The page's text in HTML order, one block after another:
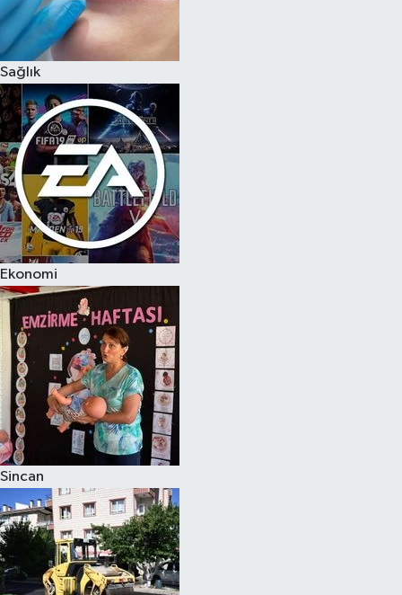
Sağlık
Ekonomi
Sincan